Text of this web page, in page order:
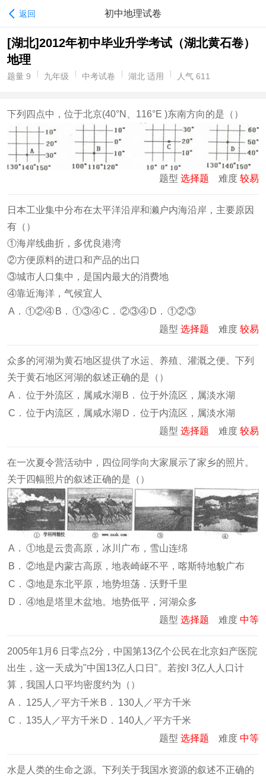
返回 初中地理试卷
[湖北]2012年初中毕业升学考试（湖北黄石卷）
地理
题量 9 九年级 中考试卷 湖北 适用 人气 611
下列四点中，位于北京(40°N、116°E )东南方向的是（ ）
题型 选择题 难度 较易
日本工业集中分布在太平洋沿岸和濑户内海沿岸，主要原因
有（ ）
①海岸线曲折，多优良港湾
②方便原料的进口和产品的出口
③城市人口集中，是国内最大的消费地
④靠近海洋，气候宜人
A． ①②④ B． ①③④C． ②③④ D． ①②③
题型 选择题 难度 较易
众多的河湖为黄石地区提供了水运、养殖、灌溉之便。下列
关于黄石地区河湖的叙述正确的是（ ）
A． 位于外流区，属咸水湖 B． 位于外流区，属淡水湖
C． 位于内流区，属咸水湖 D． 位于内流区，属淡水湖
题型 选择题 难度 较易
在一次夏令营活动中，四位同学向大家展示了家乡的照片。
关于四幅照片的叙述正确的是（ ）
A． ①地是云贵高原，冰川广布，雪山连绵
B． ②地是内蒙古高原，地表崎岖不平，喀斯特地貌广布
C． ③地是东北平原，地势坦荡．沃野千里
D． ④地是塔里木盆地。地势低平，河湖众多
题型 选择题 难度 中等
2005年1月6 日零点2分，中国第13亿个公民在北京妇产医院
出生，这一天成为"中国13亿人口日"。若按l 3亿人人口计
算，我国人口平均密度约为（ ）
A．
125人／平方千米 B．
130人／平方千米
C． 135人／平方千米 D． 140人／平方千米
题型 选择题 难度 中等
水是人类的生命之源。下列关于我国水资源的叙述不正确的